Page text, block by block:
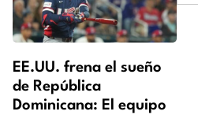
EE.UU. frena el sueño
de República
Dominicana: El equipo